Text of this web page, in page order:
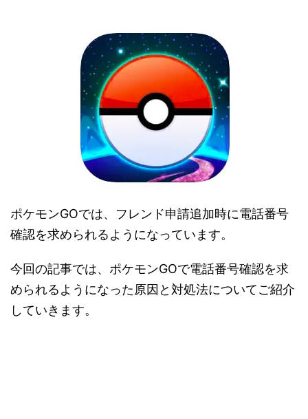
ポケモンGOでは、フレンド申請追加時に電話番号
確認を求められるようになっています。
今回の記事では、ポケモンGOで電話番号確認を求
められるようになった原因と対処法についてご紹介
していきます。